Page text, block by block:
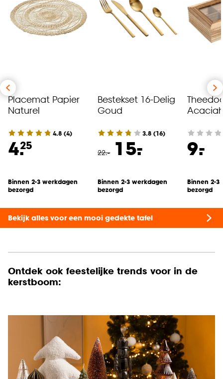
Placemat Papier
Naturel
4.8 (4)
4.25
Binnen 2-3 werkdagen
bezorgd
Bestekset 16-Delig
Goud
3.8 (16)
22.- 15.
-
Binnen 2-3 werkdagen
bezorgd
9.
-
Binnen 2-3
bezorgd
Bekijk alles voor een mooi gedekte tafel
Ontdek ook feestelijke trends voor in de
kerstboom: